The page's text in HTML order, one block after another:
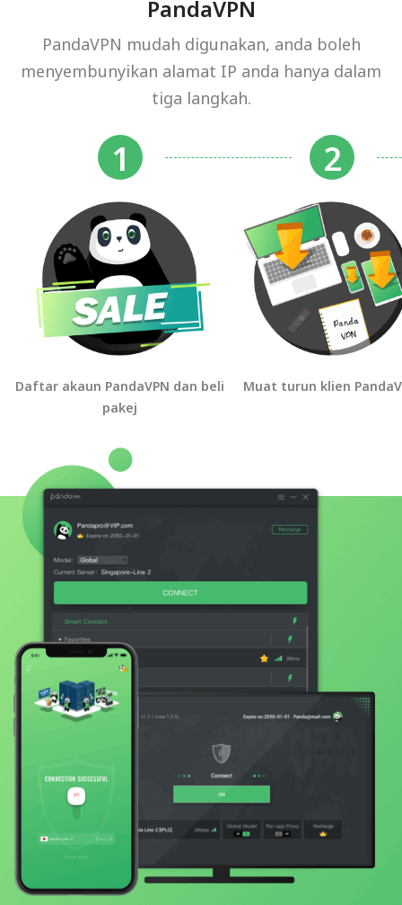
PandaVPN
PandaVPN mudah digunakan, anda boleh
menyembunyikan alamat IP anda hanya dalam
tiga langkah.
Daftar akaun PandaVPN dan beli
pakej
Muat turun klien